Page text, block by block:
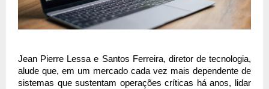
Jean Pierre Lessa e Santos Ferreira, diretor de tecnologia,
alude que, em um mercado cada vez mais dependente de
sistemas que sustentam operações críticas há anos, lidar